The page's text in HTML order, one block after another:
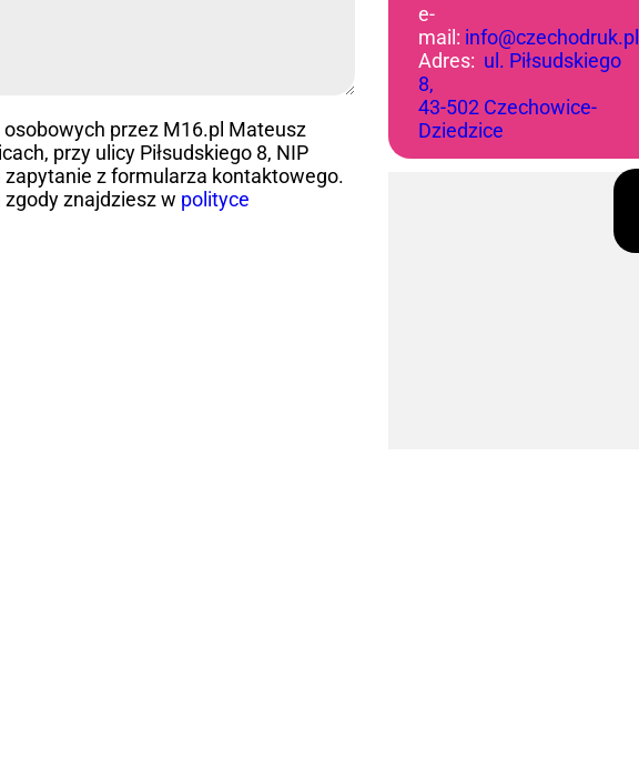
przez M16.pl Mateusz
przy ulicy Piłsudskiego 8, NIP
z formularza kontaktowego.
znajdziesz w polityce
e-
mail: info@czechodruk.pl
Adres: ul. Piłsudskiego
8,
43-502 Czechowice-
Dziedzice